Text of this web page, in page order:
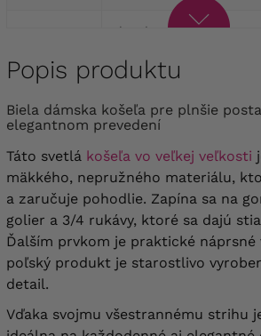
obvod poprsia 150 cm ,
56 cm
60
obvod poprsia 160 cm ,
Dĺžka 88 cm, dĺžka
58 cm
Popis produktu
Biela dámska košeľa pre plnšie postavy – klasika v
elegantnom prevedení
Táto svetlá košeľa vo veľkej veľkosti
mäkkého, nepružného materiálu,
a zaručuje pohodlie. Zapína sa na
golier a 3/4 rukávy, ktoré sa dajú
Ďalším prvkom je praktické náprsné
poľský produkt je starostlivo
detail.
Vďaka svojmu všestrannému strihu